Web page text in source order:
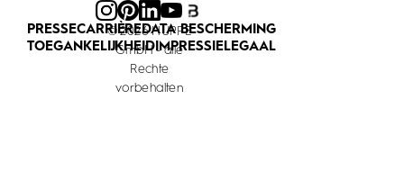
PRESSECARRIÈREDATA BESCHERMING
TOEGANKELIJKHEIDIMPRESSIELEGAAL
© 2026 HÜPPE
GmbH - alle
Rechte
vorbehalten